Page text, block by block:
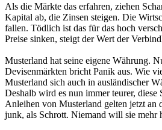
Als die Märkte das erfahren, ziehen
Kapital ab, die Zinsen steigen. Die
fallen. Tödlich ist das für das hoch
Preise sinken, steigt der Wert der
Musterland hat seine eigene Währung.
Devisenmärkten bricht Panik aus. Wie
Musterland sich auch in ausländischer
Deshalb wird es nun immer teurer, diese
Anleihen von Musterland gelten jetzt an
junk, als Schrott. Niemand will sie mehr